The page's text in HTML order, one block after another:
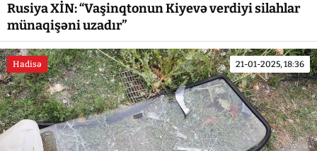
Rusiya XİN: “Vaşinqtonun Kiyevə verdiyi silahlar
münaqişəni uzadır”
Hadisə 21-01-2025, 18:36